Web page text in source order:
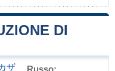
DI
ザ
Russo: